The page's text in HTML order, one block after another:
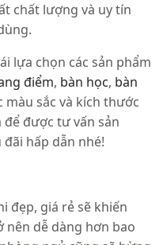
chất lượng và uy tín
lựa chọn các sản phẩm
điểm, bàn học, bàn
màu sắc và kích thước
để được tư vấn sản
hấp dẫn nhé!
đẹp, giá rẻ sẽ khiến
nên dễ dàng hơn bao